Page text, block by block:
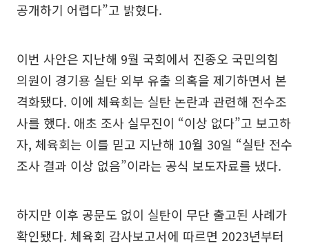
공개하기 어렵다”고 밝혔다.
이번 사안은 지난해 9월 국회에서 진종오 국민의힘
의원이 경기용 실탄 외부 유출 의혹을 제기하면서 본
격화됐다. 이에 체육회는 실탄 논란과 관련해 전수조
사를 했다. 애초 조사 실무진이 “이상 없다”고 보고하
자, 체육회는 이를 믿고 지난해 10월 30일 “실탄 전수
조사 결과 이상 없음”이라는 공식 보도자료를 냈다.
하지만 이후 공문도 없이 실탄이 무단 출고된 사례가
확인됐다. 체육회 감사보고서에 따르면 2023년부터